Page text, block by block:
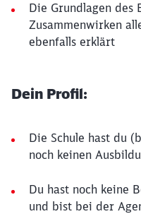
Die Grundlagen des
Zusammenwirken
ebenfalls erklärt
Dein Profil:
Die Schule hast du
noch keinen
Du hast noch keine
und bist bei der